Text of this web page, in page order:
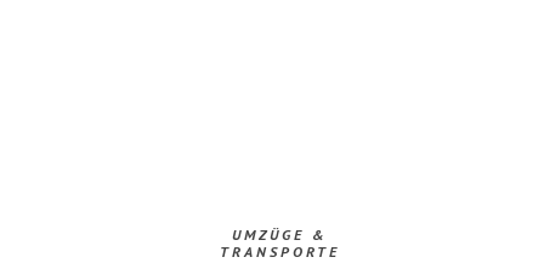
UMZÜGE &
TRANSPORTE